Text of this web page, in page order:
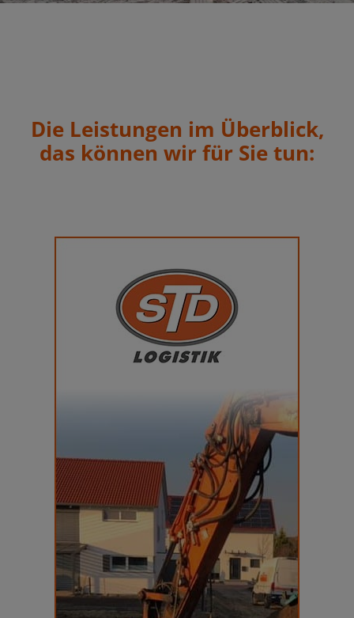
Die Leistungen im Überblick,
das können wir für Sie tun: